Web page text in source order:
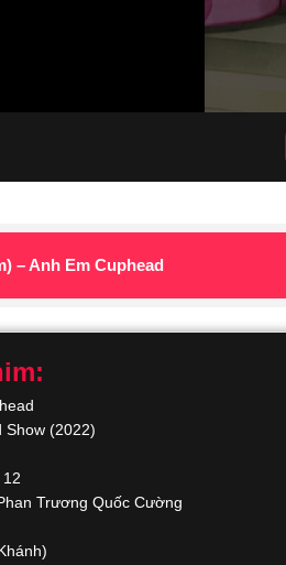
– Anh Em Cuphead
Show (2022)
Trương Quốc Cường